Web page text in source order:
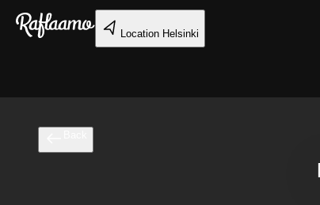
Skip to main content
Location Helsinki